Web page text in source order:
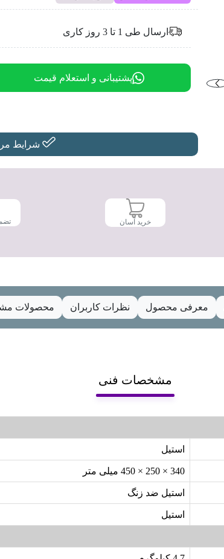
ارسال طی 1 تا 3 روز کاری
پشتیبانی و استعلام قیمت
شرایط
خرید آسان
معرفی محصول نظرات کاربران محصولات
مشخصات فنی
استیل
340 × 250 × 450 میلی متر
استیل ضد زنگ
استیل